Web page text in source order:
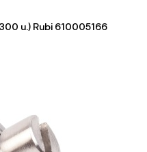
u.) Rubi 610005166